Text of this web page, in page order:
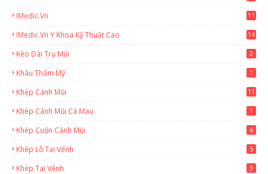
IMedic.vn
11
IMedic.vn Y Khoa Kỹ Thuật Cao 14
Kéo Dài Trụ Mũi 2
Khâu Thẩm Mỹ 1
Khép Cánh Mũi 11
Khép Cánh Mũi Cà Mau 1
Khép Cuộn Cánh Mũi 6
Khép Lỗ Tai Vểnh 5
Khép Tai Vểnh 3